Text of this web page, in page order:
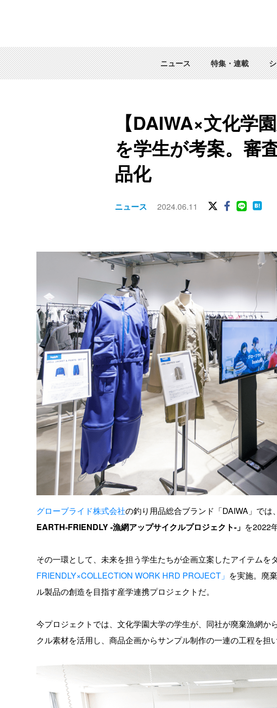
ニュース 特集・連載
【DAIWA×文化学
を学生が考案。審
品化
ニュース 2024.06.11
グローブライド株式会社の釣り用品総合ブランド「DAIWA」で
EARTH-FRIENDLY -漁網アップサイクルプロジェクト-」 を2022
その一環として、未来を担う学生たちが企画立案したアイテムを
FRIENDLY×COLLECTION WORK HRD PROJECT」 を実施。廃
ル製品の創造を目指す産学連携プロジェクトだ。
今プロジェクトでは、文化学園大学の学生が、同社が廃棄漁網か
クル素材を活用し、商品企画からサンプル制作の一連の工程を担